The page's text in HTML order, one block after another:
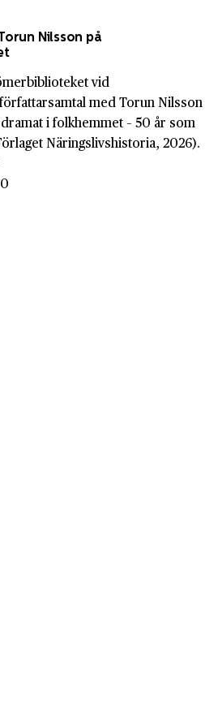
Nilsson på
vid
med Torun Nilsson
i folkhemmet – 50 år som
Näringslivshistoria, 2026).